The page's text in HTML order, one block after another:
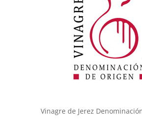
Vinagre de Jerez